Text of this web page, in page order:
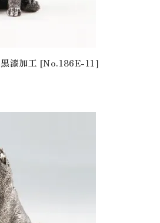
黒漆加工 [No.186E-11]